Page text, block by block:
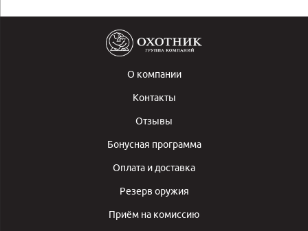
О компании
Контакты
Отзывы
Бонусная программа
Оплата и доставка
Резерв оружия
Приём на комиссию